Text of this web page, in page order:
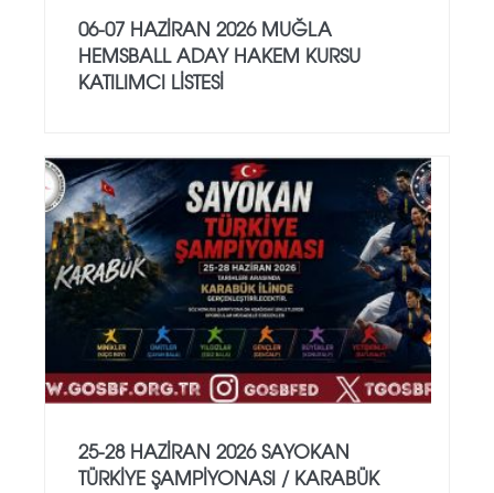
06-07 HAZİRAN 2026 MUĞLA
HEMSBALL ADAY HAKEM KURSU
KATILIMCI LİSTESİ
25-28 HAZİRAN 2026 SAYOKAN
TÜRKİYE ŞAMPİYONASI / KARABÜK